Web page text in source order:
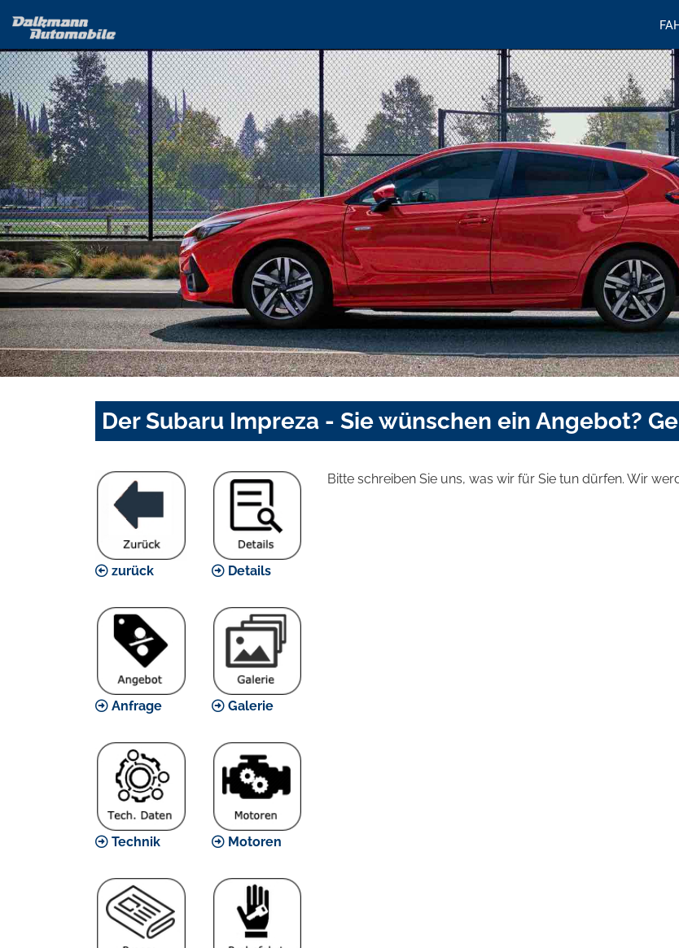
Der Subaru Impreza - Sie wünschen ein Angebot?
zurück Details
Anfrage Galerie
Technik Motoren
Bitte schreiben Sie uns, was wir für Sie tun dürfen. Wir